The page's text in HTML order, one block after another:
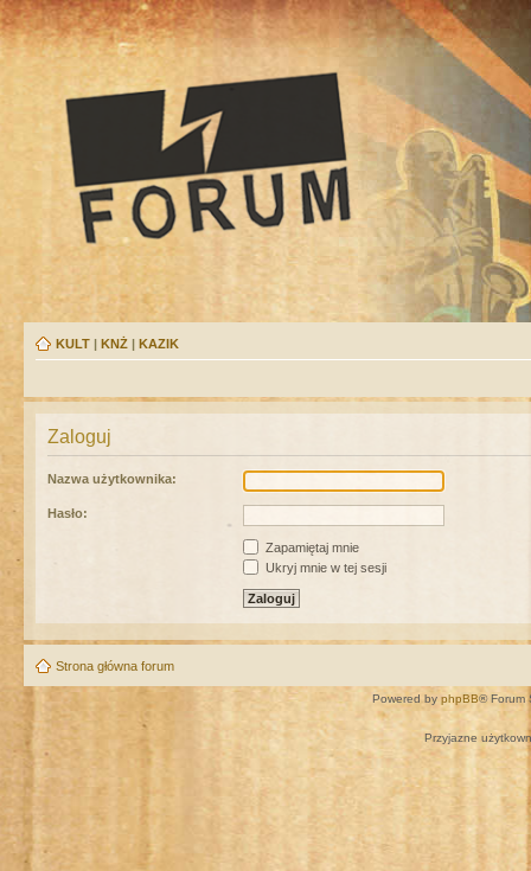
KULT | KNŻ | KAZIK
Zaloguj
Nazwa użytkownika:
Hasło:
Zapamiętaj mnie
Ukryj mnie w tej sesji
Strona główna forum
Powered by phpBB® Forum
Przyjazne